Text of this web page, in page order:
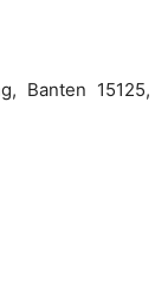
Banten 15125,